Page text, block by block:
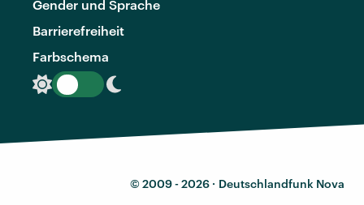
Gender und Sprache
Barrierefreiheit
Farbschema
© 2009 - 2026 · Deutschlandfunk Nova